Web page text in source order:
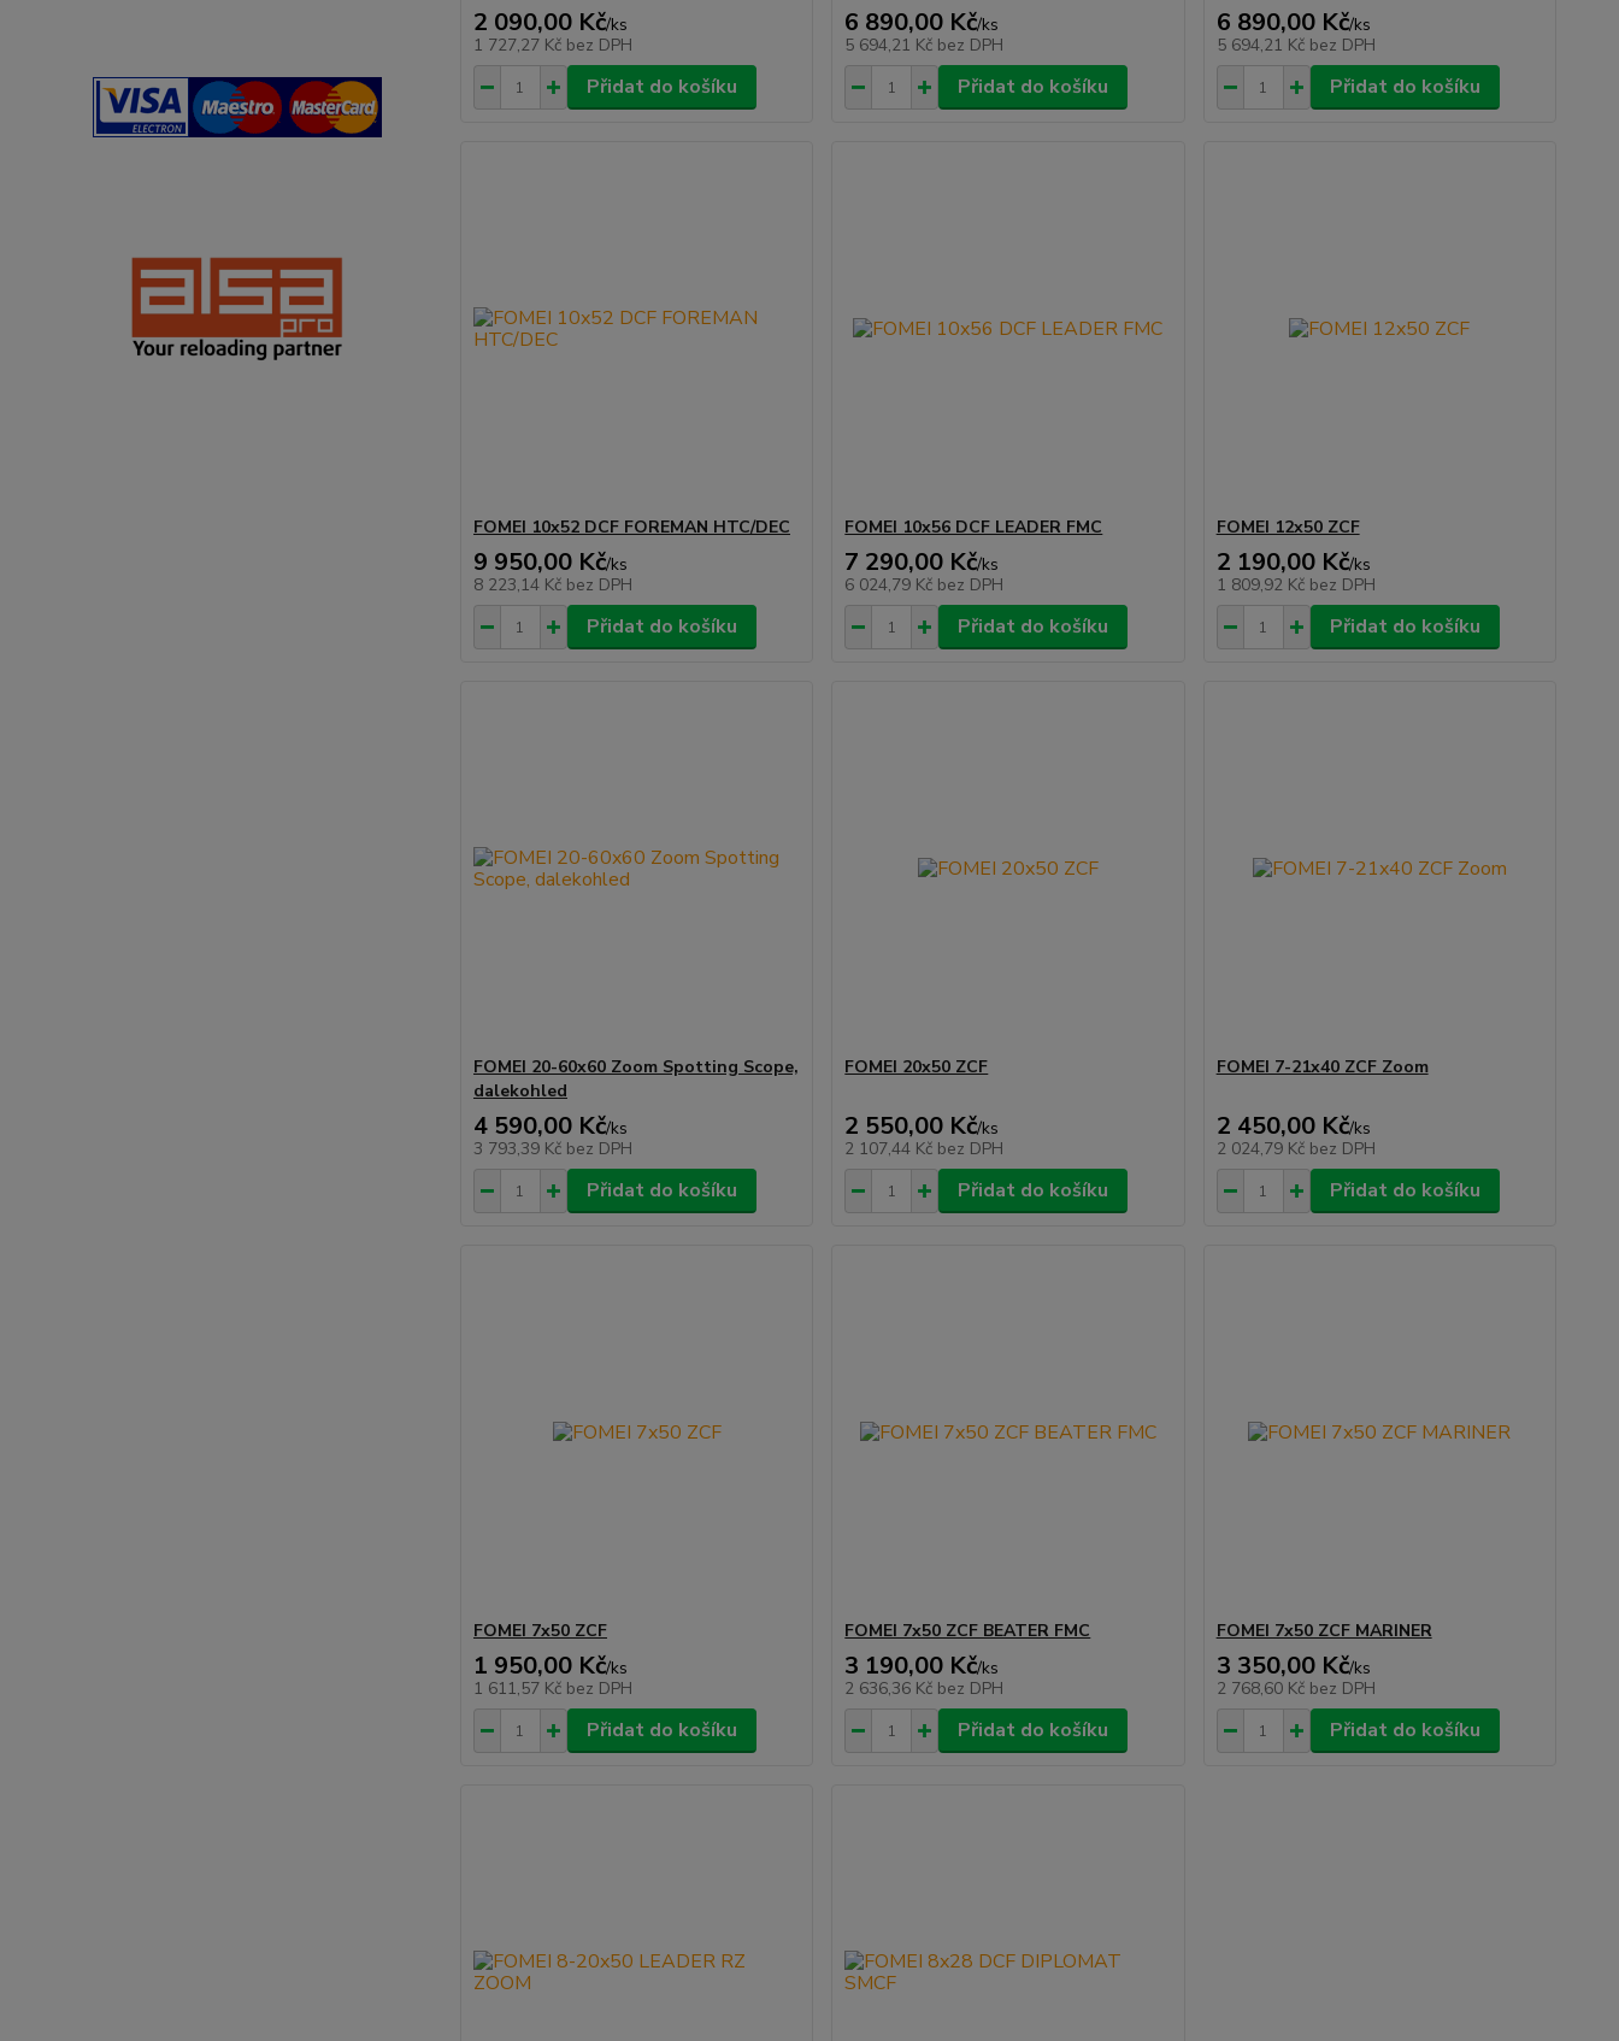
2 090,00 Kč/ks
1 727,27 Kč bez DPH
Přidat do košíku
6 890,00 Kč/ks
5 694,21 Kč bez DPH
Přidat do košíku
6 890,00 Kč/ks
5 694,21 Kč bez DPH
Přidat do košíku
FOMEI 10x52 DCF FOREMAN HTC/DEC
9 950,00 Kč/ks
8 223,14 Kč bez DPH
Přidat do košíku
FOMEI 10x56 DCF LEADER FMC
7 290,00 Kč/ks
6 024,79 Kč bez DPH
Přidat do košíku
FOMEI 12x50 ZCF
2 190,00 Kč/ks
1 809,92 Kč bez DPH
Přidat do košíku
FOMEI 20-60x60 Zoom Spotting Scope,
dalekohled
4 590,00 Kč/ks
3 793,39 Kč bez DPH
Přidat do košíku
FOMEI 20x50 ZCF
2 550,00 Kč/ks
2 107,44 Kč bez DPH
Přidat do košíku
FOMEI 7-21x40 ZCF Zoom
2 450,00 Kč/ks
2 024,79 Kč bez DPH
Přidat do košíku
FOMEI 7x50 ZCF
1 950,00 Kč/ks
1 611,57 Kč bez DPH
Přidat do košíku
FOMEI 7x50 ZCF BEATER FMC
3 190,00 Kč/ks
2 636,36 Kč bez DPH
Přidat do košíku
FOMEI 7x50 ZCF MARINER
3 350,00 Kč/ks
2 768,60 Kč bez DPH
Přidat do košíku